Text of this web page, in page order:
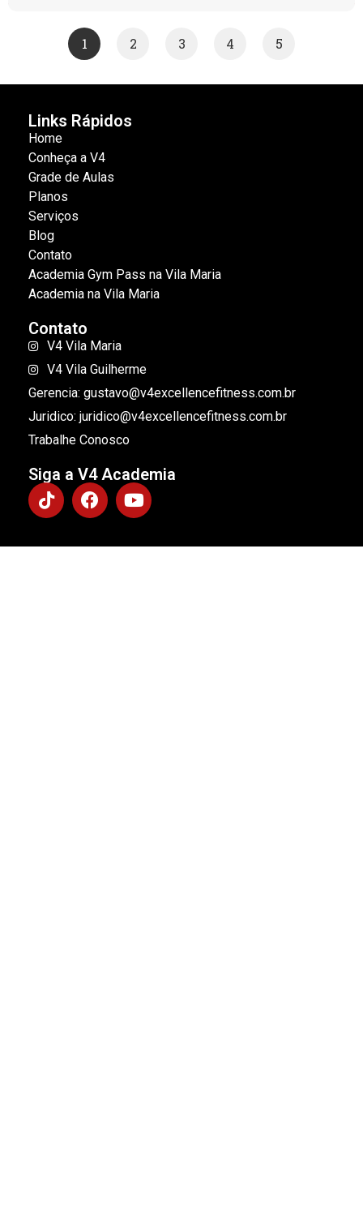
1 2 3 4 5
Links Rápidos
Home
Conheça a V4
Grade de Aulas
Planos
Serviços
Blog
Contato
Academia Gym Pass na Vila Maria
Academia na Vila Maria
Contato
V4 Vila Maria
V4 Vila Guilherme
Gerencia: gustavo@v4excellencefitness.com.br
Juridico: juridico@v4excellencefitness.com.br
Trabalhe Conosco
Siga a V4 Academia